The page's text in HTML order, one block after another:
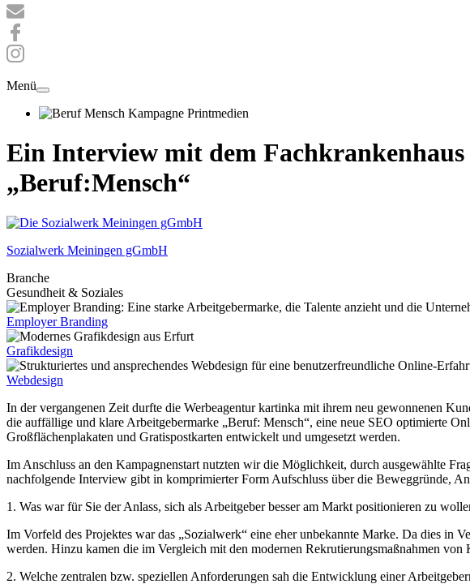
Menü
Ein Interview mit dem
„Beruf:Mensch“
Sozialwerk Meiningen gGmbH
Branche
Gesundheit & Soziales
Employer Branding
Grafikdesign
Webdesign
In der vergangenen Zeit durfte die Werbeagentur kartinka mit ihrem neu gewonnenen
die auffällige und klare Arbeitgebermarke „Beruf: Mensch“, eine neue SEO optimierte
Großflächenplakaten und Gratispostkarten entwickelt und umgesetzt werden.
Im Anschluss an den Kampagnenstart nutzten wir die Möglichkeit, durch ausgewählte
nachfolgende Interview gibt in komprimierter Form Aufschluss über die Beweggründe,
1. Was war für Sie der Anlass, sich als Arbeitgeber besser am Markt positionieren zu
Im Vorfeld des Projektes war das „Sozialwerk“ eine eher unbekannte Marke. Da dies in
werden. Hinzu kamen die im Vergleich mit den modernen Rekrutierungsmaßnahmen
2. Welche zentralen bzw. speziellen Anforderungen sah die Entwicklung einer